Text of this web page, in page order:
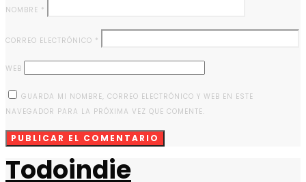
NOMBRE *
CORREO ELECTRÓNICO *
WEB
GUARDA MI NOMBRE, CORREO ELECTRÓNICO Y WEB EN ESTE
NAVEGADOR PARA LA PRÓXIMA VEZ QUE COMENTE.
Todoindie